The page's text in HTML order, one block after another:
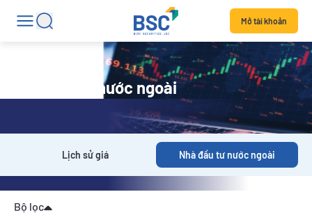
Mở tài khoản
Nhà đầu tư nước ngoài
Lịch sử giá Nhà đầu tư nước ngoài
Bộ lọc